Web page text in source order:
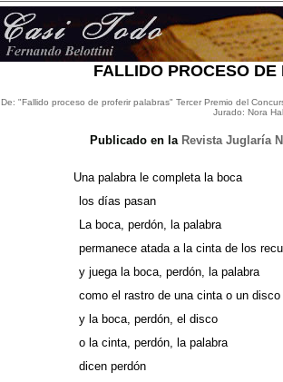
FALLIDO PROCESO
De: "Fallido proceso de proferir palabras" Tercer Premio del
Jurado: Nora
Publicado en la Revista Juglaría
Una palabra le completa la boca
los días pasan
La boca, perdón, la palabra
permanece atada a la cinta de los
y juega la boca, perdón, la palabra
como el rastro de una cinta o un disco
y la boca, perdón, el disco
o la cinta, perdón, la palabra
dicen perdón